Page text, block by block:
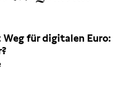
Weg für digitalen Euro: